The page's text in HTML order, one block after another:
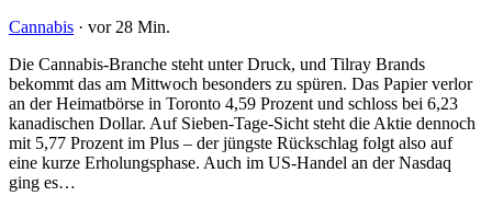
Cannabis · vor 28 Min.
Die Cannabis-Branche steht unter Druck, und Tilray Brands
bekommt das am Mittwoch besonders zu spüren. Das Papier verlor
an der Heimatbörse in Toronto 4,59 Prozent und schloss bei 6,23
kanadischen Dollar. Auf Sieben-Tage-Sicht steht die Aktie dennoch
mit 5,77 Prozent im Plus – der jüngste Rückschlag folgt also auf
eine kurze Erholungsphase. Auch im US-Handel an der Nasdaq
ging es…